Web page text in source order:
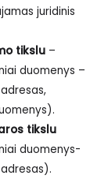
juridinis
tikslu –
duomenys –
tikslu
duomenys-